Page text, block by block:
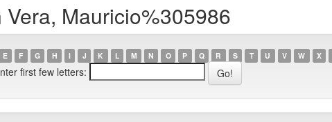
Mauricio%305986
E F G H I J K L M N O P Q R S T U V W X
first few letters: